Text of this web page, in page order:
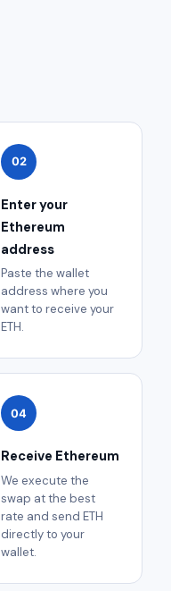
02
Enter your
Ethereum
address
Paste the wallet
address where you
want to receive your
ETH.
04
Receive Ethereum
We execute the
swap at the best
rate and send ETH
directly to your
wallet.